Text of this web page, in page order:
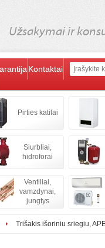
Užsakymai ir
Kontaktai
Pirties katilai
Siurbliai,
hidroforai
Ventiliai,
vamzdynai,
jungtys
Trišakis išoriniu sriegiu,